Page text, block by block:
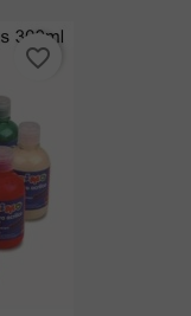
favorite_border